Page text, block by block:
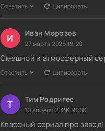
Ответить Цитировать
И Иван Морозов
27 марта 2026 19:20
Смешной и атмосферный
Ответить Цитировать
Т Тим Родригес
10 апреля 2026 00:00
Классный сериал про